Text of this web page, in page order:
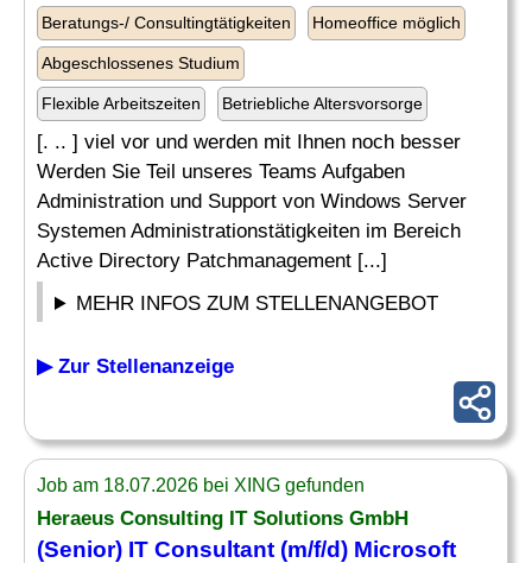
Beratungs-/ Consultingtätigkeiten Homeoffice möglich
Abgeschlossenes Studium
Flexible Arbeitszeiten Betriebliche Altersvorsorge
[. .. ] viel vor und werden mit Ihnen noch besser
Werden Sie Teil unseres Teams Aufgaben
Administration und Support von Windows Server
Systemen Administrationstätigkeiten im Bereich
Active Directory Patchmanagement [...]
MEHR INFOS ZUM STELLENANGEBOT
▶ Zur Stellenanzeige
Job am 18.07.2026 bei XING gefunden
Heraeus Consulting ITSolutions GmbH
(Senior) IT Consultant (m/f/d) Microsoft